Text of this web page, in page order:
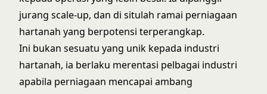
jurang scale-up, dan di situlah ramai perniagaan
hartanah yang berpotensi terperangkap.
Ini bukan sesuatu yang unik kepada industri
hartanah, ia berlaku merentasi pelbagai industri
apabila perniagaan mencapai ambang